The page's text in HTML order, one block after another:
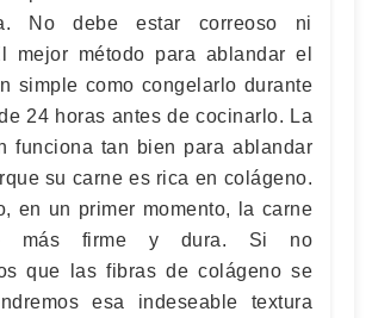
No debe estar correoso ni
mejor método para ablandar el
simple como congelarlo durante
24 horas antes de cocinarlo. La
funciona tan bien para ablandar
su carne es rica en colágeno.
en un primer momento, la carne
más firme y dura. Si no
que las fibras de colágeno se
esa indeseable textura